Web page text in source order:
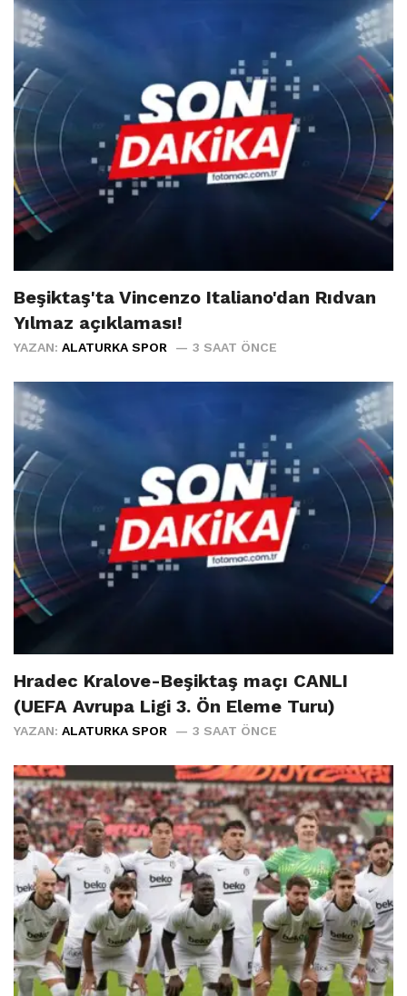
Beşiktaş'ta Vincenzo Italiano'dan Rıdvan
Yılmaz açıklaması!
YAZAN: ALATURKA SPOR 3 SAAT ÖNCE
Hradec Kralove-Beşiktaş maçı CANLI
(UEFA Avrupa Ligi 3. Ön Eleme Turu)
YAZAN: ALATURKA SPOR 3 SAAT ÖNCE